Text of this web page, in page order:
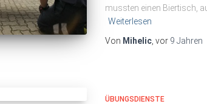
mussten einen Biertisch,
Weiterlesen
Von Mihelic , vor 9 Jahren
ÜBUNGSDIENSTE